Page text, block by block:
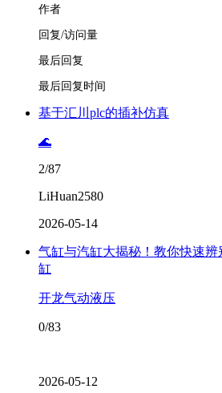
作者
回复/访问量
最后回复
最后回复时间
基于汇川plc的插补仿真
🌊
2/87
LiHuan2580
2026-05-14
气缸与汽缸大揭秘！教你快速
缸
开龙气动液压
0/83
2026-05-12